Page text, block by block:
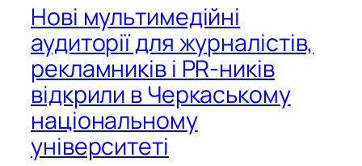
Нові мультимедійні
аудиторії для журналістів,
рекламників і PR-ників
відкрили в Черкаському
національному
університеті